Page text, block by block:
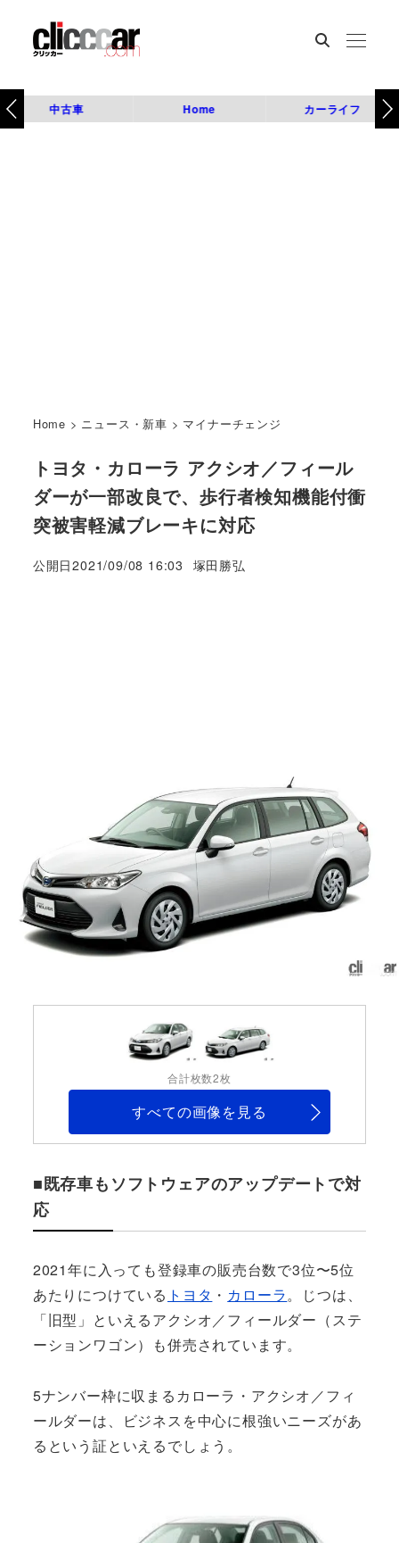
中古車 Home カーライフ
Home > ニュース・新車 > マイナーチェンジ
トヨタ・カローラ アクシオ／フィール
ダーが一部改良で、歩行者検知機能付衝
突被害軽減ブレーキに対応
公開日2021/09/08 16:03
著
塚田勝弘
合計枚数2枚
すべての画像を見る
■既存車もソフトウェアのアップデートで対
応
2021年に入っても登録車の販売台数で3位〜5位
あたりにつけている トヨタ ・ カローラ。じつは、
「旧型」といえるアクシオ／フィールダー（ステ
ーションワゴン）も併売されています。
5ナンバー枠に収まるカローラ・アクシオ／フィ
ールダーは、ビジネスを中心に根強いニーズがあ
るという証といえるでしょう。